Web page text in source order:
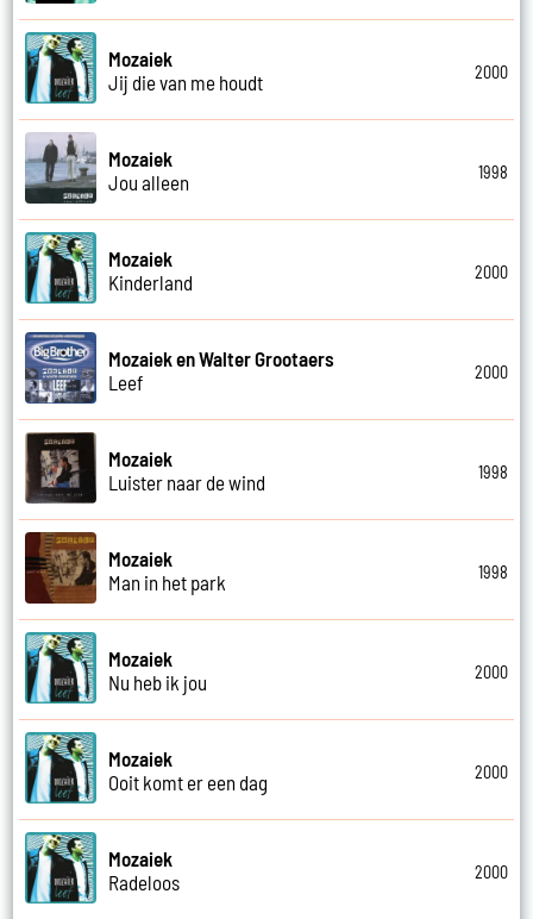
Mozaiek
Jij die van me houdt
2000
Mozaiek
Jou alleen
1998
Mozaiek
Kinderland
2000
Mozaiek en Walter Grootaers
Leef
2000
Mozaiek
Luister naar de wind
1998
Mozaiek
Man in het park
1998
Mozaiek
Nu heb ik jou
2000
Mozaiek
Ooit komt er een dag
2000
Mozaiek
Radeloos
2000